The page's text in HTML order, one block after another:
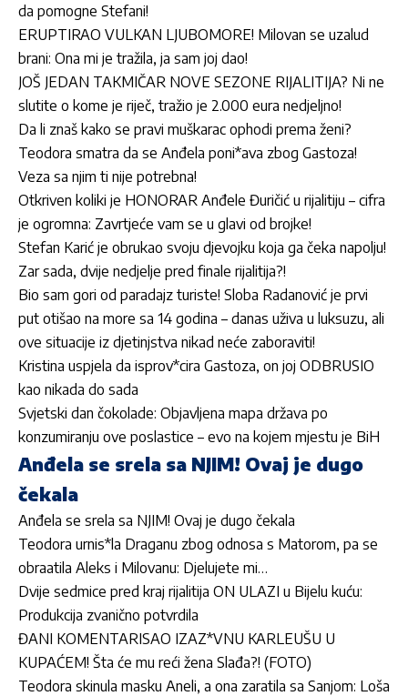
da pomogne Stefani!
ERUPTIRAO VULKAN LJUBOMORE! Milovan se uzalud
brani: Ona mi je tražila, ja sam joj dao!
JOŠ JEDAN TAKMIČAR NOVE SEZONE RIJALITIJA? Ni ne
slutite o kome je riječ, tražio je 2.000 eura nedjeljno!
Da li znaš kako se pravi muškarac ophodi prema ženi?
Teodora smatra da se Anđela poni*ava zbog Gastoza!
Veza sa njim ti nije potrebna!
Otkriven koliki je HONORAR Anđele Đuričić u rijalitiju – cifra
je ogromna: Zavrtjeće vam se u glavi od brojke!
Stefan Karić je obrukao svoju djevojku koja ga čeka napolju!
Zar sada, dvije nedjelje pred finale rijalitija?!
Bio sam gori od paradajz turiste! Sloba Radanović je prvi
put otišao na more sa 14 godina – danas uživa u luksuzu, ali
ove situacije iz djetinjstva nikad neće zaboraviti!
Kristina uspjela da isprov*cira Gastoza, on joj ODBRUSIO
kao nikada do sada
Svjetski dan čokolade: Objavljena mapa država po
konzumiranju ove poslastice – evo na kojem mjestu je BiH
Anđela se srela sa NJIM! Ovaj je dugo
čekala
Anđela se srela sa NJIM! Ovaj je dugo čekala
Teodora urnis*la Draganu zbog odnosa s Matorom, pa se
obraatila Aleks i Milovanu: Djelujete mi…
Dvije sedmice pred kraj rijalitija ON ULAZI u Bijelu kuću:
Produkcija zvanično potvrdila
ĐANI KOMENTARISAO IZAZ*VNU KARLEUŠU U
KUPAĆEM! Šta će mu reći žena Slađa?! (FOTO)
Teodora skinula masku Aneli, a ona zaratila sa Sanjom: Loša